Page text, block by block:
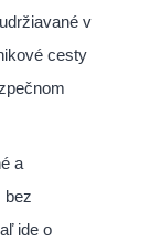
v
cesty
a
bez
ide o